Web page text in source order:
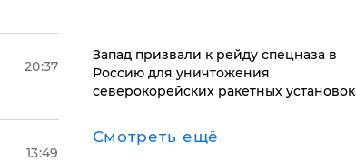
20:37
13:49
Запад призвали к рейду спецназа в
Россию для уничтожения
северокорейских ракетных установок
Смотреть ещё